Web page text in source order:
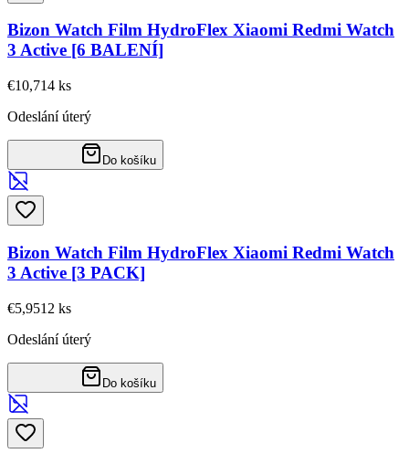
Bizon Watch Film HydroFlex Xiaomi Redmi Watch
3 Active [6 BALENÍ]
€10,714 ks
Odeslání úterý
Do košíku
Bizon Watch Film HydroFlex Xiaomi Redmi Watch
3 Active [3 PACK]
€5,9512 ks
Odeslání úterý
Do košíku